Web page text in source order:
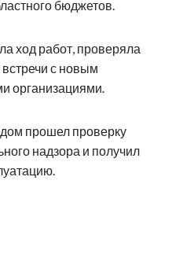
бюджетов.
ход работ, проверяла
с новым
организациями.
прошел проверку
надзора и получил